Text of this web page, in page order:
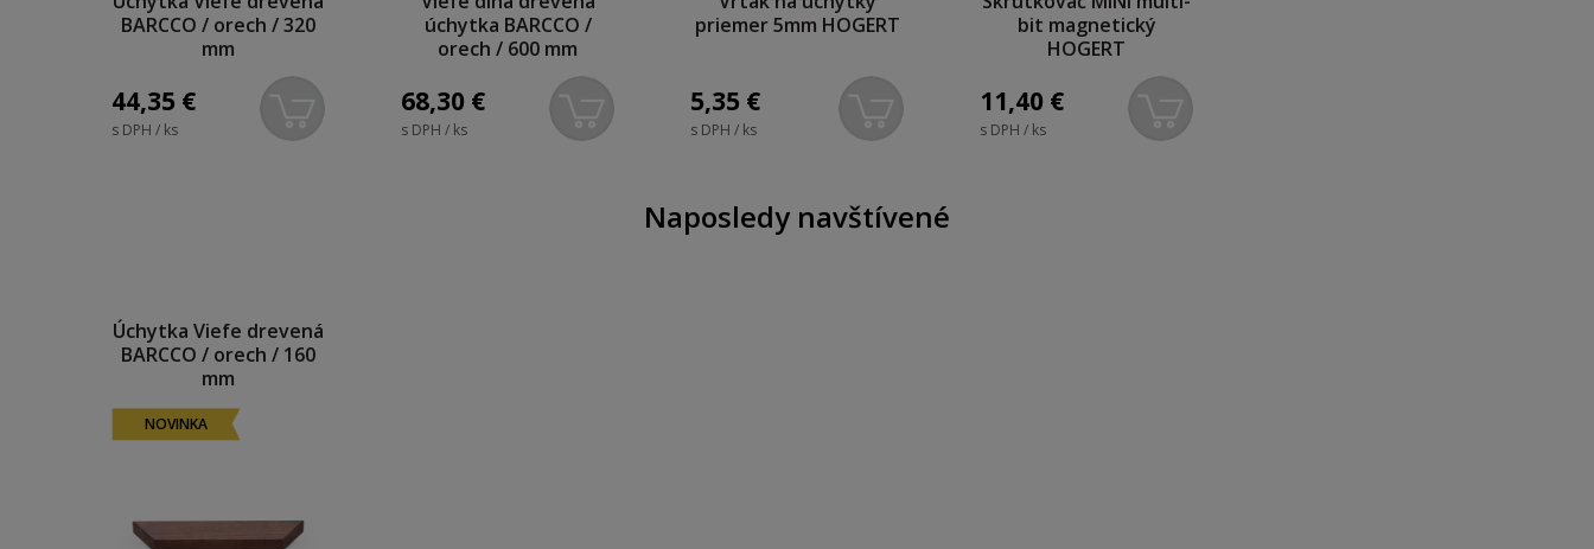
BARCCO / orech / 320
mm
44,35 €
s DPH / ks
úchytka BARCCO /
orech / 600 mm
68,30 €
s DPH / ks
priemer 5mm HOGERT
5,35 €
s DPH / ks
bit magnetický
HOGERT
11,40 €
s DPH / ks
Naposledy navštívené
Úchytka Viefe drevená
BARCCO / orech / 160
mm
NOVINKA